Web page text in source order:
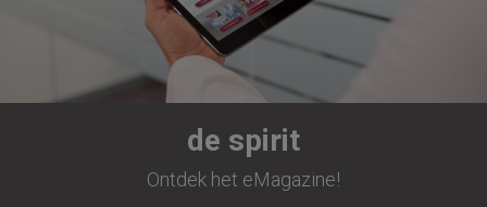
de spirit
Ontdek het eMagazine!